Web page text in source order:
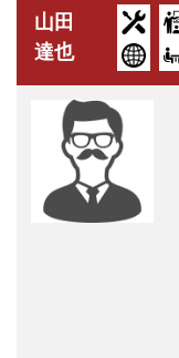
山田
達也